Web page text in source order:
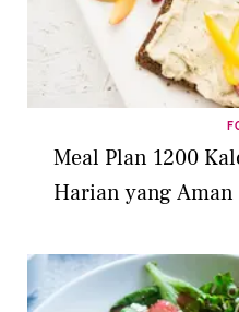
Meal Plan 1200
Harian yang